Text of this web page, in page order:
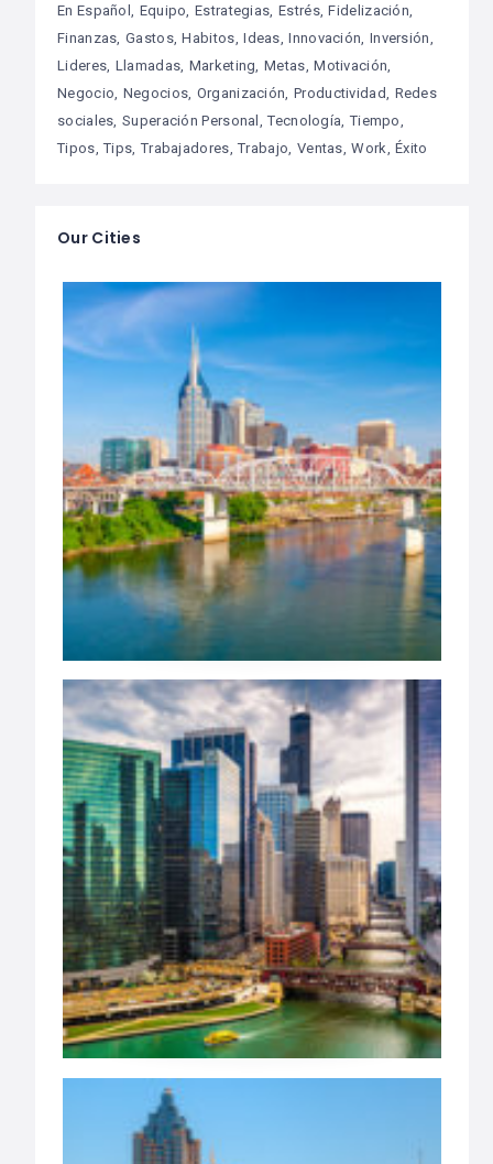
En Español Equipo Estrategias Estrés Fidelización
Finanzas Gastos Habitos Ideas Innovación Inversión
Lideres Llamadas Marketing Metas Motivación
Negocio Negocios Organización Productividad Redes
sociales Superación Personal Tecnología Tiempo
Tipos Tips Trabajadores Trabajo Ventas Work Éxito
Our Cities